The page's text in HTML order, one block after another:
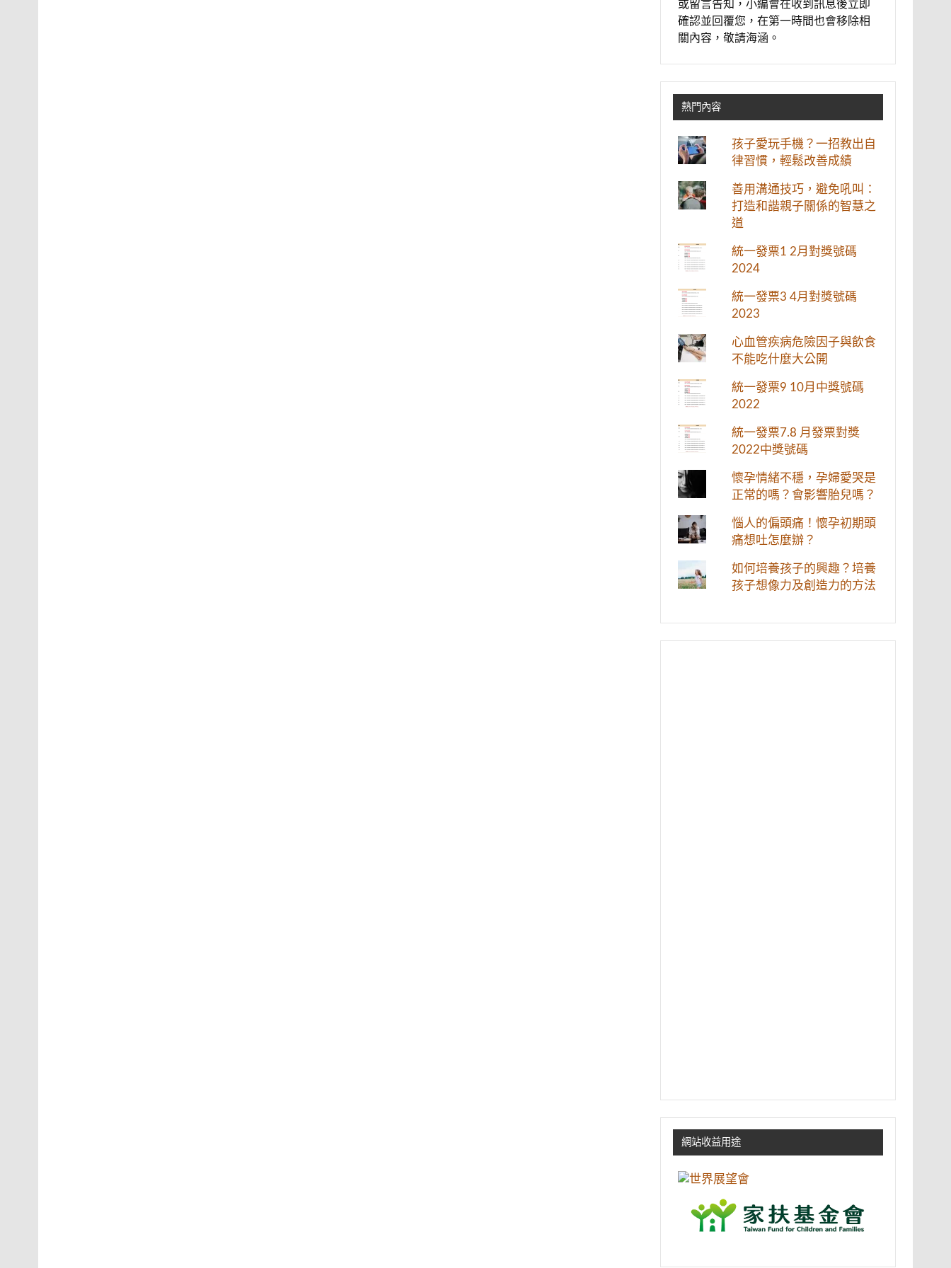
或留言告知，小編會在收到訊息後立即
確認並回覆您，在第一時間也會移除相
關內容，敬請海涵。
熱門內容
孩子愛玩手機？一招教出自
律習慣，輕鬆改善成績
善用溝通技巧，避免吼叫：
打造和諧親子關係的智慧之
道
統一發票1 2月對獎號碼
2024
統一發票3 4月對獎號碼
2023
心血管疾病危險因子與飲食
不能吃什麼大公開
統一發票9 10月中獎號碼
2022
統一發票7.8 月發票對獎
2022中獎號碼
懷孕情緒不穩，孕婦愛哭是
正常的嗎？會影響胎兒嗎？
惱人的偏頭痛！懷孕初期頭
痛想吐怎麼辦？
如何培養孩子的興趣？培養
孩子想像力及創造力的方法
網站收益用途